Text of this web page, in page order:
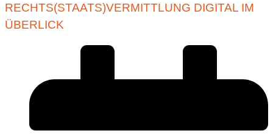
RECHTS(STAATS)VERMITTLUNG DIGITAL IM
ÜBERLICK